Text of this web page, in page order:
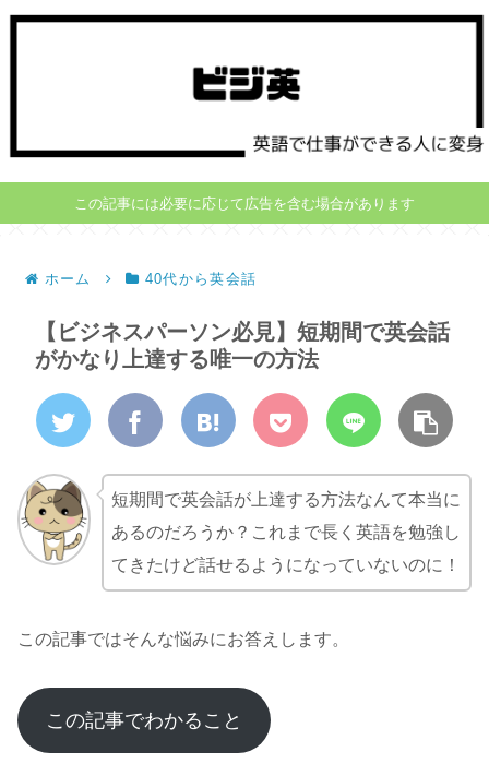
この記事には必要に応じて広告を含む場合があります
ホーム 40代から英会話
【ビジネスパーソン必見】短期間で英会話
がかなり上達する唯一の方法
短期間で英会話が上達する方法なんて本当に
あるのだろうか？これまで長く英語を勉強し
てきたけど話せるようになっていないのに！
この記事ではそんな悩みにお答えします。
この記事でわかること